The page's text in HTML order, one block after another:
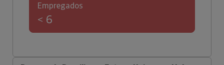
Empregados
< 6